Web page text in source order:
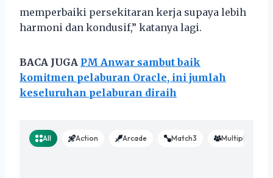
memperbaiki persekitaran kerja supaya lebih
harmoni dan kondusif,” katanya lagi.
BACA JUGA PM Anwar sambut baik
komitmen pelaburan Oracle, ini jumlah
keseluruhan pelaburan diraih